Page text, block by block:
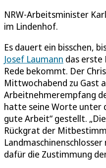
NRW-Arbeitsminister
im Lindenhof.
Es dauert ein bisschen,
Josef Laumann das erste
Rede bekommt. Der
Mittwochabend zu Gast
Arbeitnehmerempfang
hatte seine Worte unter
gute Arbeit“ gestellt.
Rückgrat der
dafür die Zustimmung